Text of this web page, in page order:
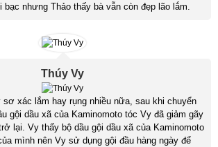
nhưng Thảo thấy bà vẫn còn đẹp lão lắm.
Thúy Vy
xác lắm hay rụng nhiều nữa, sau khi chuyển
gội dầu xã của Kaminomoto tóc Vy đã giảm gãy
lại. Vy thấy bộ dầu gội dầu xã của Kaminomoto
mình nên Vy sử dụng gội đầu hàng ngày để